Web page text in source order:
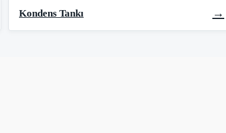
Kondens Tankı →